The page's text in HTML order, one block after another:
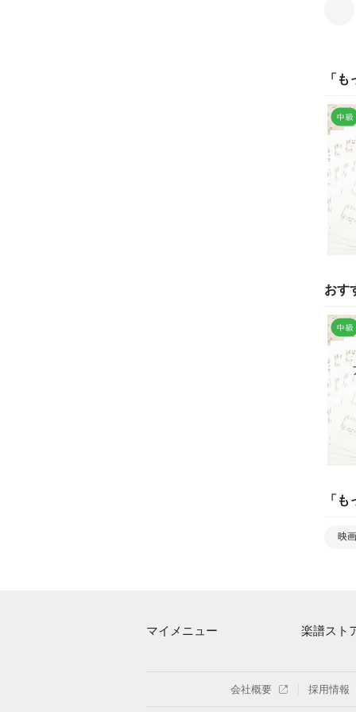
「 も
おす
「 も
映画
マイメニュー
ログイン / 会員登録（無料）
楽譜スト
楽曲一覧
会社概要 採用情報